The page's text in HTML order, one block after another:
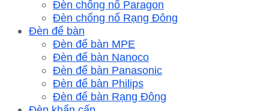
Đèn chống nổ Paragon
Đèn chống nổ Rạng Đông
Đèn để bàn
Đèn để bàn MPE
Đèn để bàn Nanoco
Đèn để bàn Panasonic
Đèn để bàn Philips
Đèn để bàn Rạng Đông